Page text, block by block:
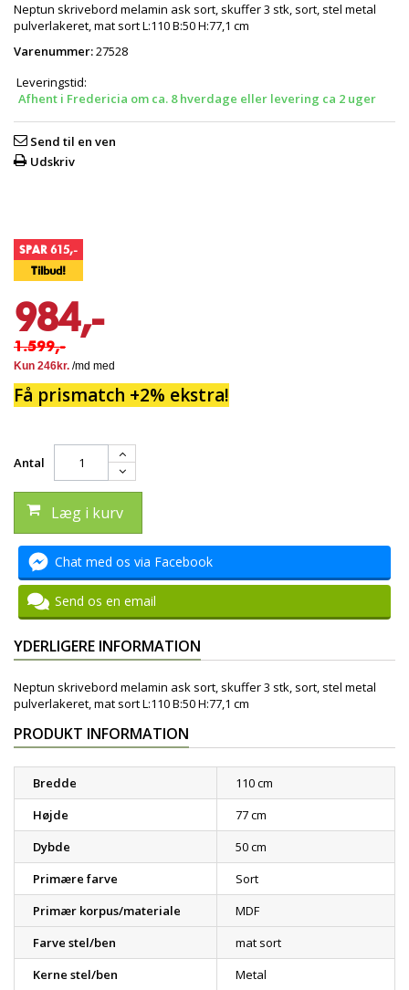
Neptun skrivebord melamin ask sort, skuffer 3 stk, sort, stel metal
pulverlakeret, mat sort L:110 B:50 H:77,1 cm
Varenummer:27528
Leveringstid:
Afhent i Fredericia om ca. 8 hverdage eller levering ca 2 uger
Send til en ven
Udskriv
SPAR 615,-
Tilbud!
984,-
1.599,-
Få prismatch +2% ekstra!
Antal
Læg i kurv
Chat med os via Facebook
Send os en email
YDERLIGERE INFORMATION
Neptun skrivebord melamin ask sort, skuffer 3 stk, sort, stel metal
pulverlakeret, mat sort L:110 B:50 H:77,1 cm
PRODUKT INFORMATION
Bredde
110 cm
Højde
77 cm
Dybde
50 cm
Primære farve
Sort
Primær korpus/materiale
MDF
Farve stel/ben
mat sort
Kerne stel/ben
Metal